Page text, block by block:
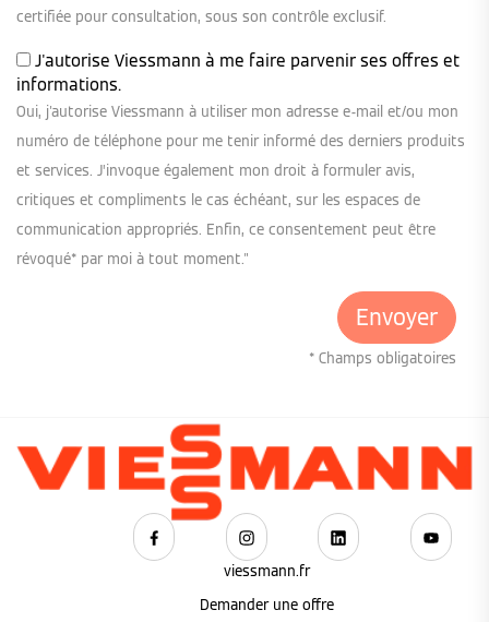
certifiée pour consultation, sous son contrôle exclusif.
J'autorise Viessmann à me faire parvenir ses offres et
informations.
Oui, j'autorise Viessmann à utiliser mon adresse e-mail et/ou mon
numéro de téléphone pour me tenir informé des derniers produits
et services. J’invoque également mon droit à formuler avis,
critiques et compliments le cas échéant, sur les espaces de
communication appropriés. Enfin, ce consentement peut être
révoqué* par moi à tout moment."
* Champs obligatoires
viessmann.fr
Demander une offre